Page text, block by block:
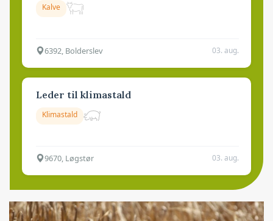
Kalve
6392, Bolderslev 03. aug.
Leder til klimastald
Klimastald
9670, Løgstør 03. aug.